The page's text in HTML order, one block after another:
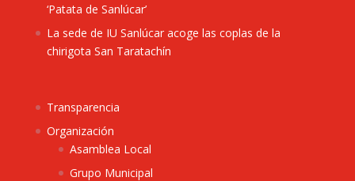
‘Patata de Sanlúcar’
La sede de IU Sanlúcar acoge las coplas de la
chirigota San Taratachín
Transparencia
Organización
Asamblea Local
Grupo Municipal